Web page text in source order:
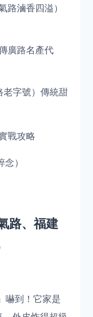
路滷香四溢）
廣路名產代
老字號）傳統甜
戰攻略
）
路、福建
嚇到！它家是